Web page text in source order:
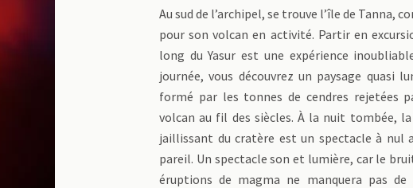
Au sud de l’archipel, se trouve l’île de Tanna,
pour son volcan en activité. Partir en
long du Yasur est une expérience
journée, vous découvrez un paysage quasi
formé par les tonnes de cendres rejetées
volcan au fil des siècles. À la nuit tombée, la
jaillissant du cratère est un spectacle à nul
pareil. Un spectacle son et lumière, car le
éruptions de magma ne manquera pas de